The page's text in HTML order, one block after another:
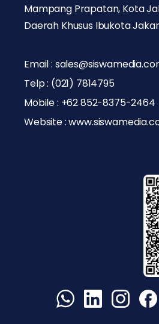
Mampang Prapatan, Kota
Daerah Khusus Ibukota
Email :
Telp : (021) 7814795
Mobile : +62 852-8375-2464
Website :